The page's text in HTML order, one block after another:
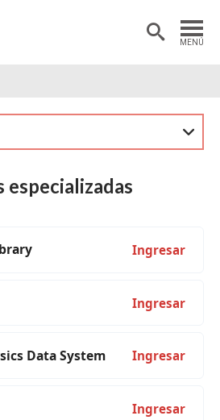
MENÚ
especializadas
Ingresar
Ingresar
Data System Ingresar
Ingresar